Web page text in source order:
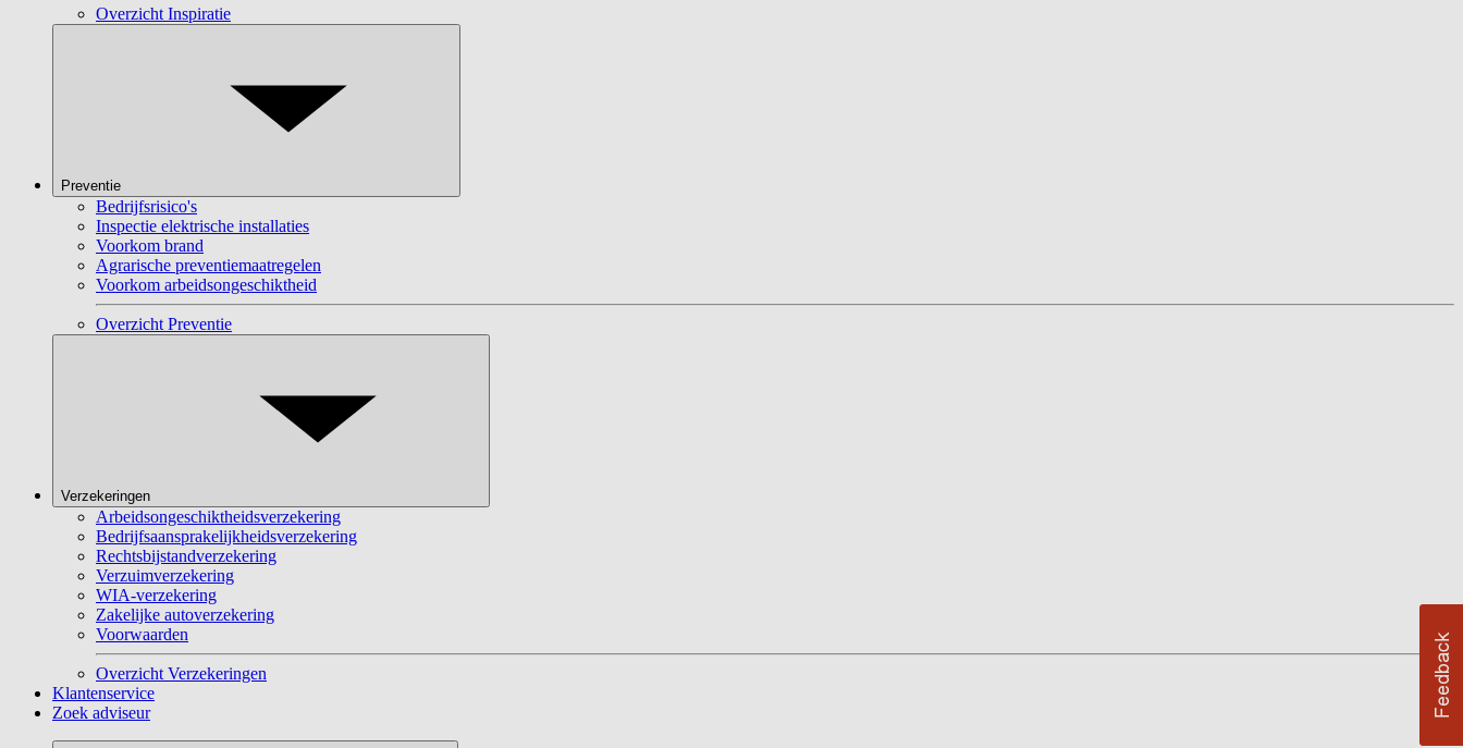
Overzicht Inspiratie
Preventie
Bedrijfsrisico's
Inspectie elektrische installaties
Voorkom brand
Agrarische preventiemaatregelen
Voorkom arbeidsongeschiktheid
Overzicht Preventie
Verzekeringen
Arbeidsongeschiktheidsverzekering
Bedrijfsaansprakelijkheidsverzekering
Rechtsbijstandverzekering
Verzuimverzekering
WIA-verzekering
Zakelijke autoverzekering
Voorwaarden
Overzicht Verzekeringen
Klantenservice
Zoek adviseur